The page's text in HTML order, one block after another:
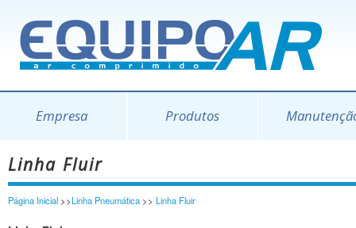
Empresa Produtos
Linha Fluir
Página Inicial >>Linha Pneumática >> Linha Fluir